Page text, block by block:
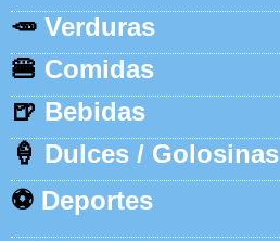
🥕 Verduras
🍔 Comidas
🍺 Bebidas
🍦 Dulces / Golosinas
⚽ Deportes